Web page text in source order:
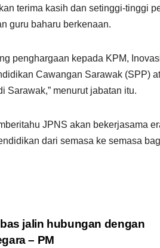
terima kasih dan setinggi-tinggi
guru baharu berkenaan.
penghargaan kepada KPM,
Cawangan Sarawak (SPP)
Sarawak,” menurut jabatan itu.
JPNS akan bekerjasama
dari semasa ke semasa
jalin hubungan dengan
– PM